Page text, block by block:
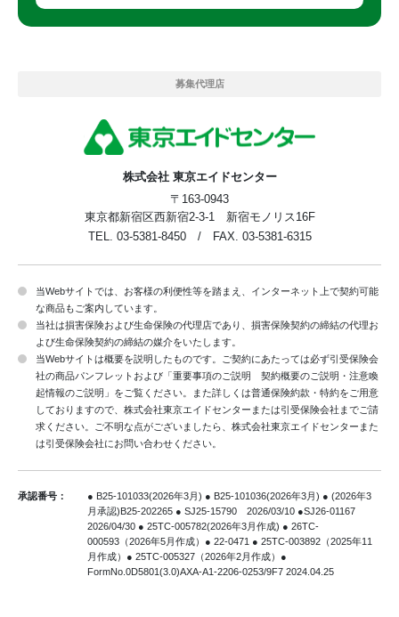
（代表者）手島 浩二
（ホームページアドレ
https://www.aid-
令和2年4月1日改定
令和5年4月1日改定
推奨動作環境
でもお客さまのブラウザーの設定によっては
正しくご利用出来ない場合がございます。ご了承くださ
い。
【Microsoft
募集代理店
株式会社 東京エイドセンター
〒163-0943
東京都新宿区西新宿2-3-1 新宿モノリス16F
TEL. 03-5381-8450 / FAX. 03-5381-6315
当Webサイトでは、お客様の利便性等を踏まえ、インターネット上で契約可能
な商品もご案内しています。
当社は損害保険および生命保険の代理店であり、損害保険契約の締結の代理お
よび生命保険契約の締結の媒介をいたします。
当Webサイトは概要を説明したものです。ご契約にあたっては必ず引受保険会
社の商品パンフレットおよび「重要事項のご説明 契約概要のご説明・注意喚
起情報のご説明」をご覧ください。また詳しくは普通保険約款・特約をご用意
しておりますので、株式会社東京エイドセンターまたは引受保険会社までご請
求ください。ご不明な点がございましたら、株式会社東京エイドセンターまた
は引受保険会社にお問い合わせください。
承認番号：
● B25-101033(2026年3月) ● B25-101036(2026年3月) ● (2026年3
月承認)B25-202265 ● SJ25-15790 2026/03/10 ●SJ26-01167
2026/04/30 ● 25TC-005782(2026年3月作成) ● 26TC-
000593（2026年5月作成）● 22-0471 ● 25TC-003892（2025年11
月作成）● 25TC-005327（2026年2月作成） ●
FormNo.0D5801(3.0)AXA-A1-2206-0253/9F7 2024.04.25